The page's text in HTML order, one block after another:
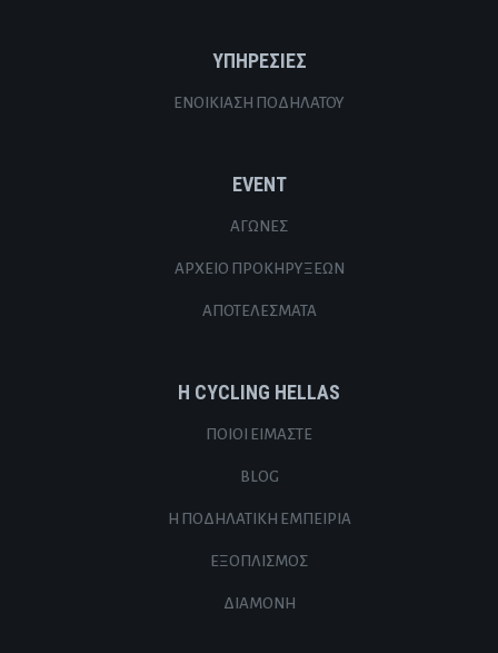
ΥΠΗΡΕΣΙΕΣ
ΕΝΟΙΚΊΑΣΗ ΠΟΔΗΛΆΤΟΥ
EVENT
ΑΓΏΝΕΣ
ΑΡΧΕΊΟ ΠΡΟΚΗΡΎΞΕΩΝ
ΑΠΟΤΕΛΈΣΜΑΤΑ
Η CYCLING HELLAS
ΠΟΙΟΙ ΕΊΜΑΣΤΕ
BLOG
Η ΠΟΔΗΛΑΤΙΚΉ ΕΜΠΕΙΡΊΑ
ΕΞΟΠΛΙΣΜΌΣ
ΔΙΑΜΟΝΉ